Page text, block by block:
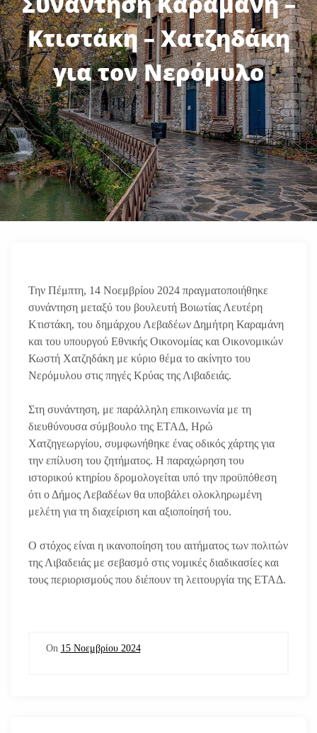
Κτιστάκη – Χατζηδάκη
για τον Νερόμυλο
Την Πέμπτη, 14 Νοεμβρίου 2024 πραγματοποιήθηκε
συνάντηση μεταξύ του βουλευτή Βοιωτίας Λευτέρη
Κτιστάκη, του δημάρχου Λεβαδέων Δημήτρη Καραμάνη
και του υπουργού Εθνικής Οικονομίας και Οικονομικών
Κωστή Χατζηδάκη με κύριο θέμα το ακίνητο του
Νερόμυλου στις πηγές Κρύας της Λιβαδειάς.
Στη συνάντηση, με παράλληλη επικοινωνία με τη
διευθύνουσα σύμβουλο της ΕΤΑΔ, Ηρώ
Χατζηγεωργίου, συμφωνήθηκε ένας οδικός χάρτης για
την επίλυση του ζητήματος. Η παραχώρηση του
ιστορικού κτηρίου δρομολογείται υπό την προϋπόθεση
ότι ο Δήμος Λεβαδέων θα υποβάλει ολοκληρωμένη
μελέτη για τη διαχείριση και αξιοποίησή του.
Ο στόχος είναι η ικανοποίηση του αιτήματος των πολιτών
της Λιβαδειάς με σεβασμό στις νομικές διαδικασίες και
τους περιορισμούς που διέπουν τη λειτουργία της ΕΤΑΔ.
On 15 Νοεμβρίου 2024